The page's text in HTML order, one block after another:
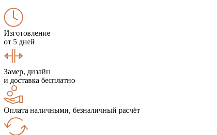
Изготовление
от 5 дней
Замер, дизайн
и доставка бесплатно
Оплата наличными, безналичный расчёт